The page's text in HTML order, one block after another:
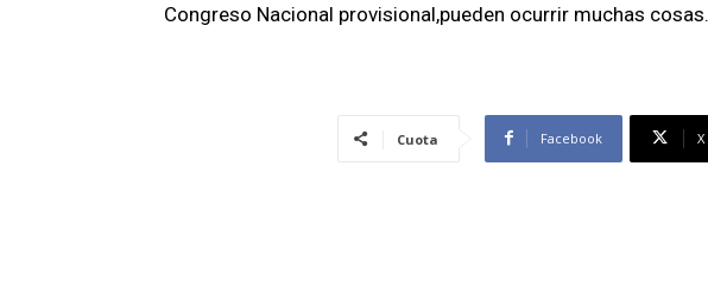
Congreso Nacional provisional,pueden ocurrir muchas cosas.
Cuota Facebook X